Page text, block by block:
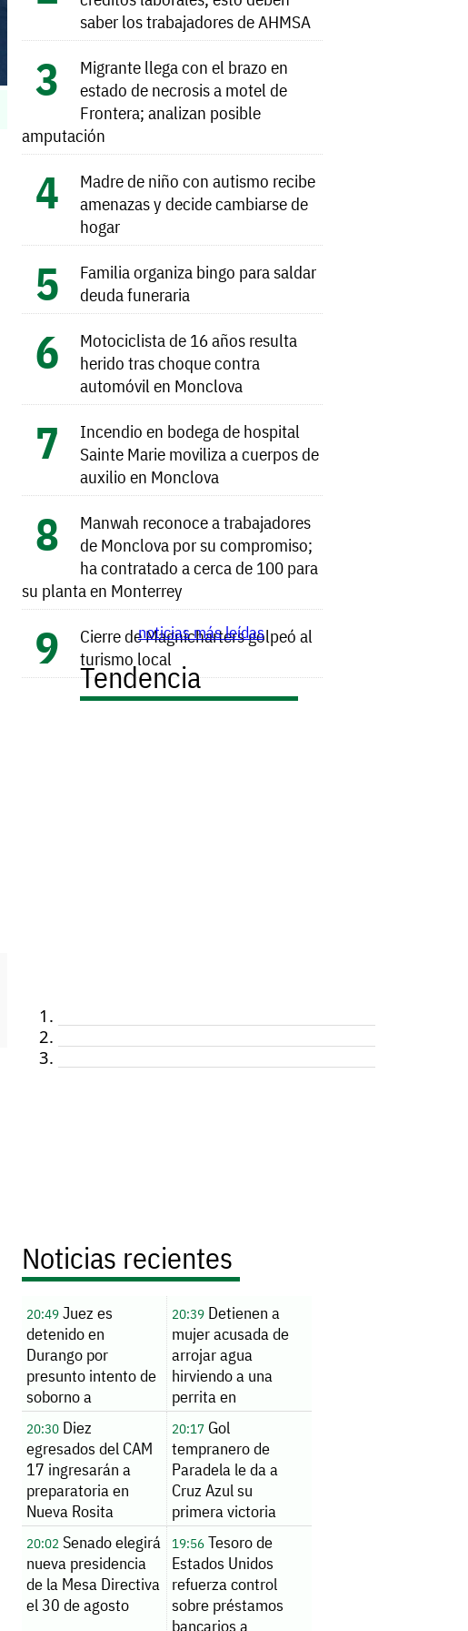
saber los trabajadores de AHMSA
Migrante llega con el brazo en
estado de necrosis a motel de
Frontera; analizan posible
amputación
Madre de niño con autismo recibe
amenazas y decide cambiarse de
hogar
Familia organiza bingo para saldar
deuda funeraria
Motociclista de 16 años resulta
herido tras choque contra
automóvil en Monclova
Incendio en bodega de hospital
Sainte Marie moviliza a cuerpos de
auxilio en Monclova
Manwah reconoce a trabajadores
de Monclova por su compromiso;
ha contratado a cerca de 100 para
su planta en Monterrey
Cierre de Magnicharters golpeó al
turismo local
noticias más leídas
Tendencia
Noticias recientes
20:49 Juez es
detenido en
Durango por
presunto intento de
soborno a
funcionario
20:39Detienen a
mujer acusada de
arrojar agua
hirviendo a una
perrita en
Hermosillo
20:30 Diez
egresados del CAM
17 ingresarán a
preparatoria en
Nueva Rosita
20:17Gol
tempranero de
Paradela le da a
Cruz Azul su
primera victoria
inaugural en
Leagues Cup
20:02 Senado elegirá
nueva presidencia
de la Mesa Directiva
el 30 de agosto
19:56Tesoro de
Estados Unidos
refuerza control
sobre préstamos
bancarios a